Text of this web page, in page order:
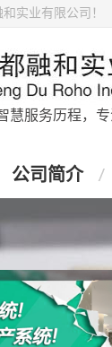
实业有限公司！
慧服务历程，
公司简介